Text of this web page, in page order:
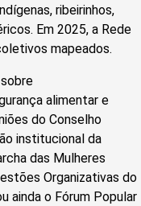
ribeirinhos,
Em 2025, a Rede
mapeados.
alimentar e
do Conselho
institucional da
das Mulheres
Organizativas do
ainda o Fórum Popular